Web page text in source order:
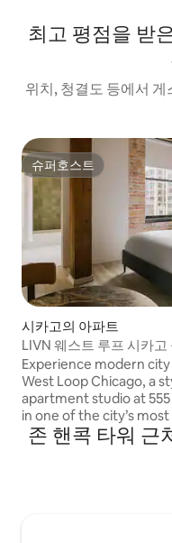
최고 평점을 받
위치, 청결도 등에서
슈퍼호스트
슈퍼호스트
시카고의 아파트
LIVN 웨스트 루프 시카고
트
Experience modern city
West Loop Chicago, a
apartment studio at
in one of the city’s
neighborhoods. This
studio features a full
washer and dryer, and
존 핸콕 타워 근